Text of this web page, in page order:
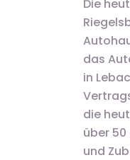
Die
das
in
die
über
und